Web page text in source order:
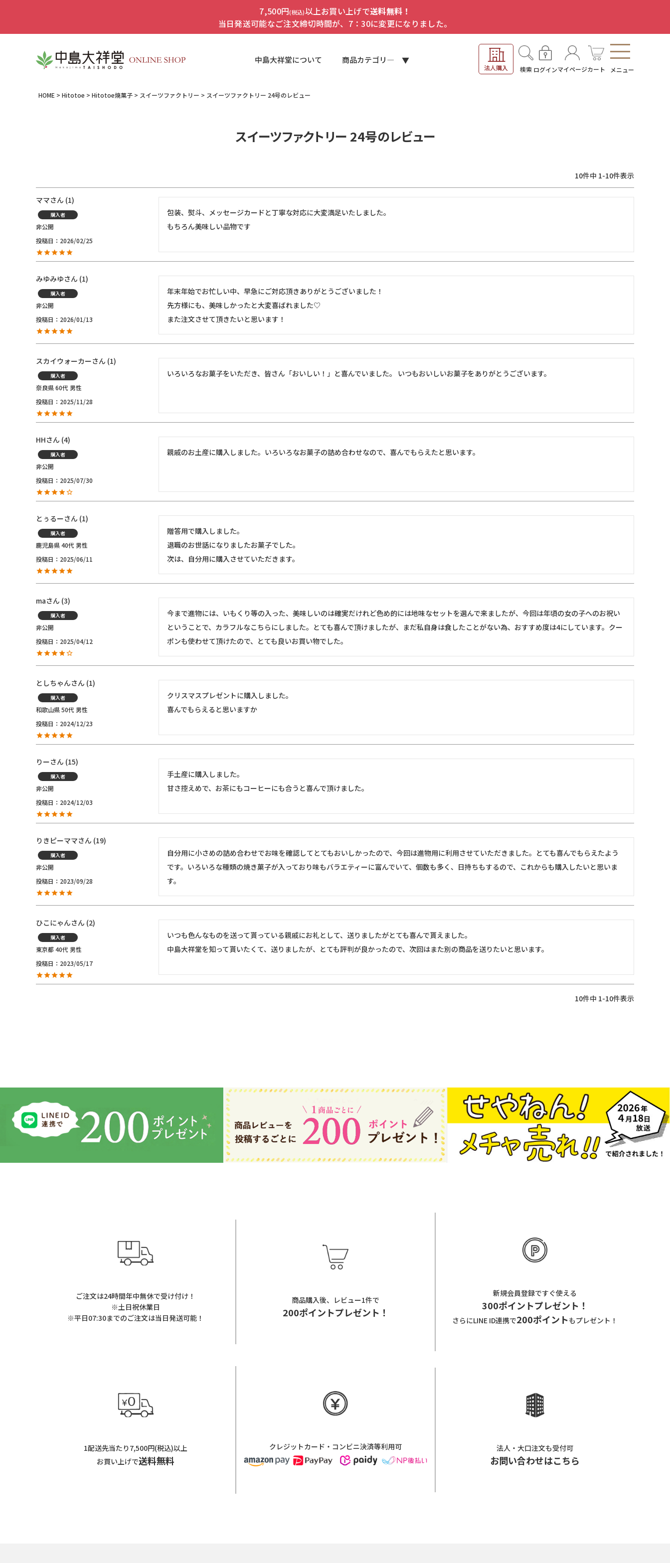
7,500円(税込)以上お買い上げで送料無料！
当日発送可能なご注文締切時間が、7：30に変更になりました。
中島大祥堂について 商品カテゴリ―
法人購入 検索 ログインマイページカート メニュー
HOME Hitotoe Hitotoe焼菓子 スイーツファクトリー スイーツファクトリー 24号のレビュー
スイーツファクトリー 24号のレビュー
10件中 1-10件表示
ママ 1
購入者
非公開
投稿日
2026/02/25
包装、熨斗、メッセージカードと丁寧な対応に大変満足いたしました。
もちろん美味しい品物です
みゆみゆ 1
購入者
非公開
投稿日
2026/01/13
年末年始でお忙しい中、早急にご対応頂きありがとうございました！
先方様にも、美味しかったと大変喜ばれました♡
また注文させて頂きたいと思います！
スカイウォーカー 1
購入者
奈良県60代 男性
投稿日
2025/11/28
いろいろなお菓子をいただき、皆さん「おいしい！」と喜んでいました。 いつもおいしいお菓子をありがとうございます。
HH 4
購入者
非公開
投稿日
2025/07/30
親戚のお土産に購入しました。いろいろなお菓子の詰め合わせなので、喜んでもらえたと思います。
とぅるー 1
購入者
鹿児島県40代 男性
投稿日
2025/06/11
贈答用で購入しました。
退職のお世話になりましたお菓子でした。
次は、自分用に購入させていただきます。
ma 3
購入者
非公開
投稿日
2025/04/12
今まで進物には、いもくり等の入った、美味しいのは確実だけれど色め的には地味なセットを選んで来ましたが、今回は年頃の女の子へのお祝い
ということで、カラフルなこちらにしました。とても喜んで頂けましたが、まだ私自身は食したことがない為、おすすめ度は4にしています。クー
ポンも使わせて頂けたので、とても良いお買い物でした。
としちゃん 1
購入者
和歌山県50代 男性
投稿日
2024/12/23
クリスマスプレゼントに購入しました。
喜んでもらえると思いますか
りー 15
購入者
非公開
投稿日
2024/12/03
手土産に購入しました。
甘さ控えめで、お茶にもコーヒーにも合うと喜んで頂けました。
りきピーママ 19
購入者
非公開
投稿日
2023/09/28
自分用に小さめの詰め合わせでお味を確認してとてもおいしかったので、今回は進物用に利用させていただきました。とても喜んでもらえたよう
です。いろいろな種類の焼き菓子が入っており味もバラエティーに富んでいて、個数も多く、日持ちもするので、これからも購入したいと思いま
す。
ひこにゃん 2
購入者
東京都 40代 男性
投稿日
2023/05/17
いつも色んなものを送って貰っている親戚にお礼として、送りましたがとても喜んで貰えました。
中島大祥堂を知って貰いたくて、送りましたが、とても評判が良かったので、次回はまた別の商品を送りたいと思います。
10件中 1-10件表示
ご注文は24時間年中無休で受け付け！
※土日祝休業日
※平日07:30までのご注文は当日発送可能！
商品購入後、レビュー1件で
200ポイントプレゼント！
新規会員登録ですぐ使える
300ポイントプレゼント！
さらにLINE ID連携で200ポイントもプレゼント！
1配送先当たり7,500円(税込)以上
お買い上げで送料無料
クレジットカード・コンビニ決済等利用可 法人・大口注文も受付可
お問い合わせはこちら